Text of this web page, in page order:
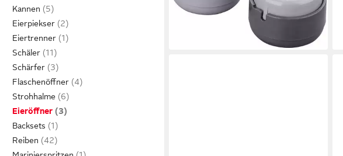
Kannen
Eierpiekser
Eiertrenner
Schäler
Schärfer
Flaschenöffner
Strohhalme
Eieröffner
Backsets
Reiben
lieferbar - in 3-4 Werktagen bei dir